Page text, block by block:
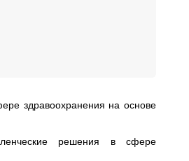
здравоохранения на основе
решения в сфере